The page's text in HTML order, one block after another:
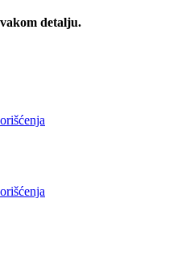
detalju.